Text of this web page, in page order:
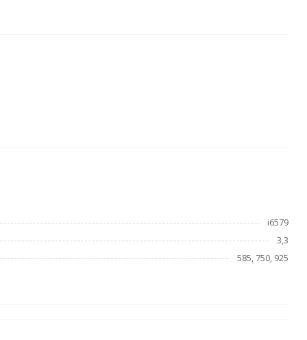
i6579
3,3
585, 750, 925